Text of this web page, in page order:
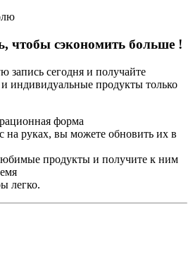
чтобы сэкономить больше !
запись сегодня и получайте
индивидуальные продукты только
форма
на руках, вы можете обновить их в
продукты и получите к ним
легко.